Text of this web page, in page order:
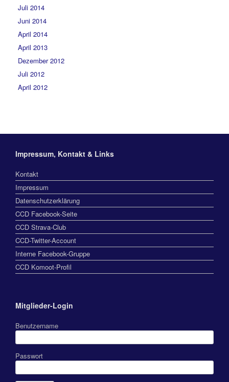
Juli 2014
Juni 2014
April 2014
April 2013
Dezember 2012
Juli 2012
April 2012
Impressum, Kontakt & Links
Kontakt
Impressum
Datenschutzerklärung
CCD Facebook-Seite
CCD Strava-Club
CCD-Twitter-Account
Interne Facebook-Gruppe
CCD Komoot-Profil
Mitglieder-Login
Benutzername
Passwort